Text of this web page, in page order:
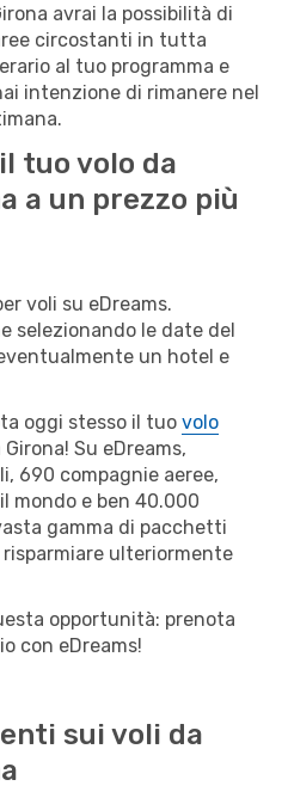
avrai la possibilità di
circostanti in tutta
al tuo programma e
intenzione di rimanere nel
tuo volo da
a un prezzo più
voli su eDreams.
selezionando le date del
un hotel e
oggi stesso il tuo volo
Su eDreams,
690 compagnie aeree,
mondo e ben 40.000
gamma di pacchetti
ulteriormente
opportunità: prenota
con eDreams!
sui voli da